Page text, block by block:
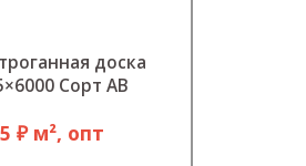
доска
Сорт АВ
₽ м², опт